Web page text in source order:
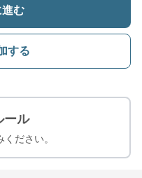
進む
する
ール
ださい。